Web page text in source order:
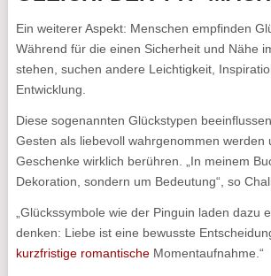
Ein weiterer Aspekt: Menschen empfinden
Während für die einen Sicherheit und Nähe
stehen, suchen andere Leichtigkeit,
Entwicklung.
Diese sogenannten Glückstypen
Gesten als liebevoll wahrgenommen werden
Geschenke wirklich berühren. „In meinem
Dekoration, sondern um Bedeutung“, so
„Glückssymbole wie der Pinguin laden dazu
denken: Liebe ist eine bewusste
kurzfristige romantischeMomentaufnahme.“